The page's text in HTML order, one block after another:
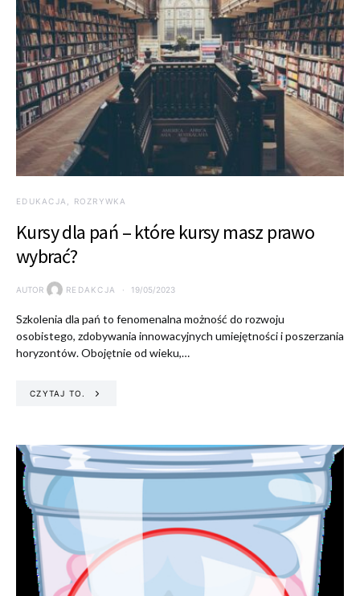
EDUKACJA, ROZRYWKA
Kursy dla pań – które kursy masz prawo
wybrać?
AUTOR REDAKCJA 19/05/2023
Szkolenia dla pań to fenomenalna możność do rozwoju
osobistego, zdobywania innowacyjnych umiejętności i poszerzania
horyzontów. Obojętnie od wieku,…
CZYTAJ TO.